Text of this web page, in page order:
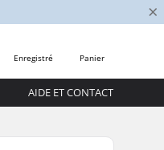
×
Panier
Enregistré
AIDE ET CONTACT